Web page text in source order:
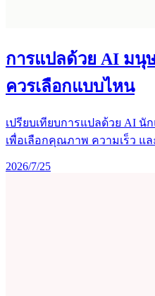
การแปลด้วย AI มนุ
ควรเลือกแบบไหน
เปรียบเทียบการแปลด้วย AI
เพื่อเลือกคุณภาพ ความเร็ว แ
2026/7/25